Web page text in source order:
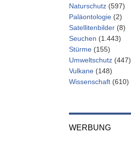
Naturschutz (597)
Paläontologie (2)
Satellitenbilder (8)
Seuchen (1.443)
Stürme (155)
Umweltschutz (447)
Vulkane (148)
Wissenschaft (610)
WERBUNG